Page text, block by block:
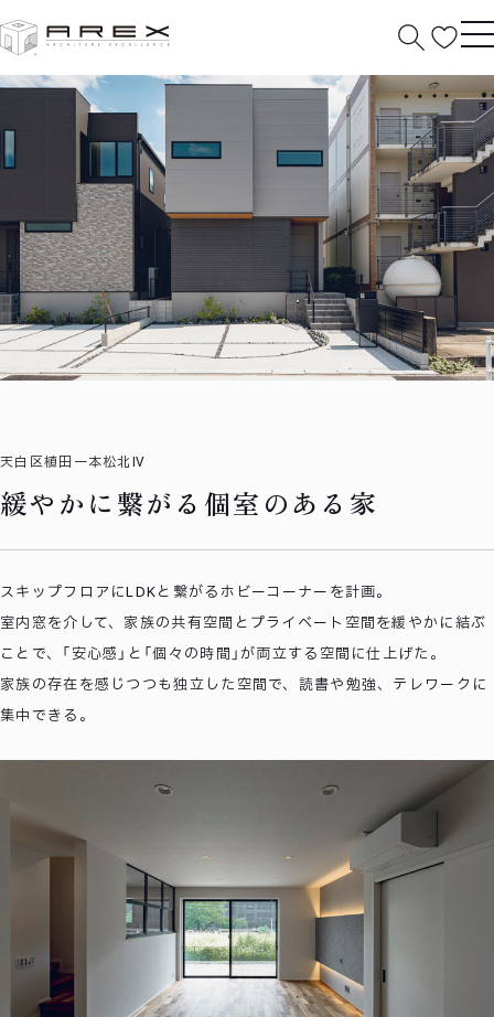
家
天白区植田一本松北Ⅳ
緩やかに繋がる個室のある家
スキップフロアにLDKと繋がるホビーコーナーを計画。
室内窓を介して、家族の共有空間とプライベート空間を緩やかに結ぶ
ことで、「安心感」と「個々の時間」が両立する空間に仕上げた。
家族の存在を感じつつも独立した空間で、読書や勉強、テレワークに
集中できる。